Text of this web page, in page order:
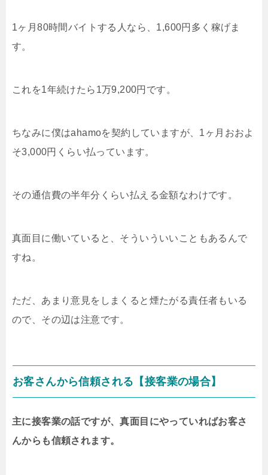
1ヶ月80時間バイトする人なら、1,600円多く稼げま
す。
これを1年続けたら1万9,200円です。
ちなみに僕はahamoを契約していますが、1ヶ月おおよ
そ3,000円くらい払っています。
その通信費の半年分くらい払える金額なわけです。
真面目に働いていると、そういういいこともあるんで
すね。
ただ、あまり意見をしまくると煙たがる責任者もいる
ので、その辺は注意です。
お客さんから信頼される【接客業の場合】
主に接客業の話ですが、真面目にやっていればお客さ
んからも信頼されます。